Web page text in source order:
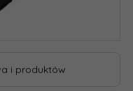
i produktów